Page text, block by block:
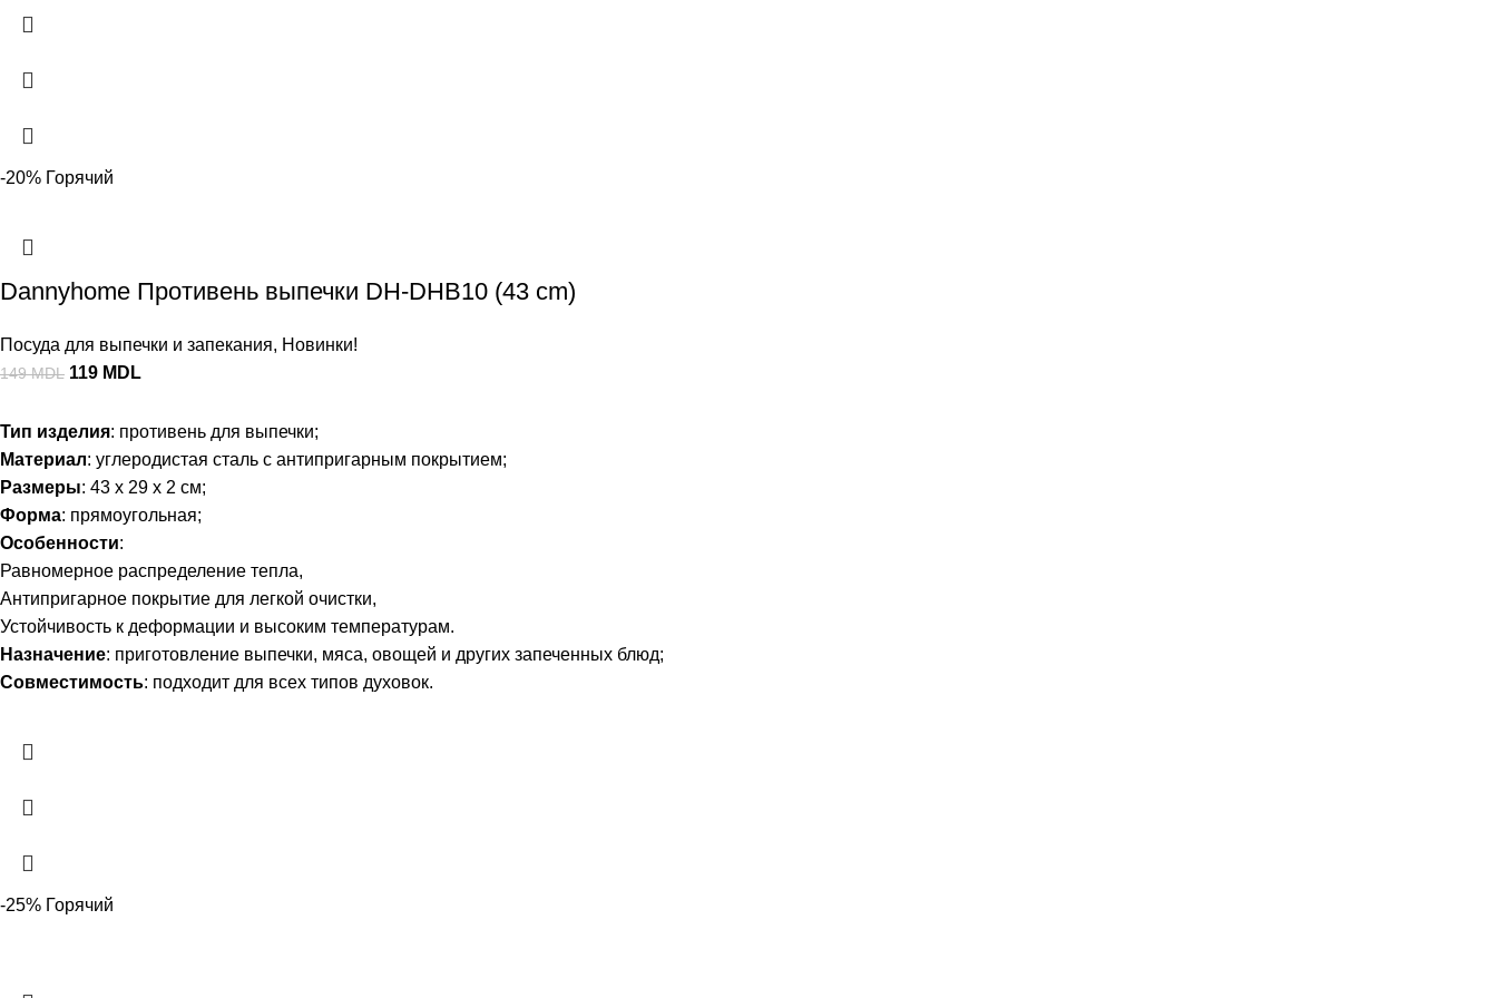
-20% Горячий
Dannyhome Противень выпечки DH-DHB10 (43 cm)
Посуда для выпечки и запекания, Новинки!
149MDL 119 MDL
Тип изделия: противень для выпечки;
Материал: углеродистая сталь с антипригарным покрытием;
Размеры: 43 x 29 x 2 см;
Форма: прямоугольная;
Особенности:
Равномерное распределение тепла,
Антипригарное покрытие для легкой очистки,
Устойчивость к деформации и высоким температурам.
Назначение: приготовление выпечки, мяса, овощей и других запеченных блюд;
Совместимость: подходит для всех типов духовок.
-25% Горячий